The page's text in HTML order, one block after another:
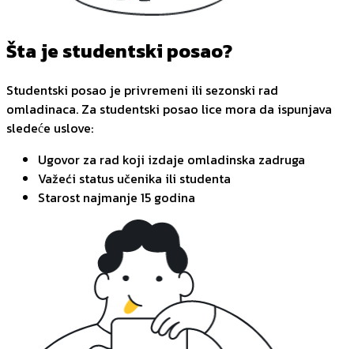
Šta je studentski posao?
Studentski posao je privremeni ili sezonski rad
omladinaca. Za studentski posao lice mora da ispunjava
sledeće uslove:
Ugovor za rad koji izdaje omladinska zadruga
Važeći status učenika ili studenta
Starost najmanje 15 godina